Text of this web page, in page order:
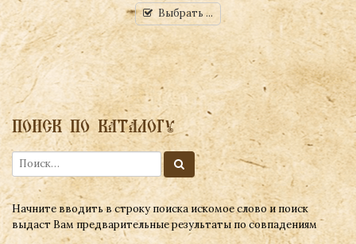
Выбрать ...
ПОИСК ПО КАТАЛОГУ
Начните вводить в строку поиска искомое слово и поиск
выдаст Вам предварительные результаты по совпадениям